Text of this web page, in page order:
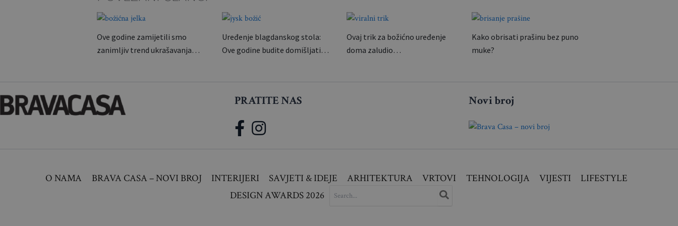
Ove godine zamijetili smo
zanimljiv trend ukrašavanja…
Uređenje blagdanskog stola:
Ove godine budite domišljati…
Ovaj trik za božićno uređenje
doma zaludio…
Kako obrisati prašinu bez puno
muke?
PRATITE NAS Novi broj
O NAMA BRAVA CASA – NOVI BROJ INTERIJERI SAVJETI & IDEJE ARHITEKTURA VRTOVI TEHNOLOGIJA VIJESTI
LIFESTYLE
DESIGN AWARDS 2026
FOR: